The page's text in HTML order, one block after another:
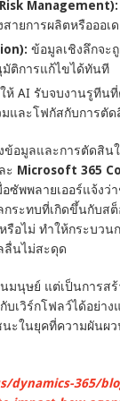
Management):
ายการผลิตหรือออเ
ข้อมูลเชิงลึกจะ
ติการแก้ไขได้ทันที
ให้ AI รับจบงานรูทีน
และโฟกัสกับการตั
ข้อมูลและการตัดสิน
ะ Microsoft 365
ซัพพลายเออร์แจ้งว่
กระทบที่เกิดขึ้นกับส
อไม่ ทำให้กระบวน
ลื่นไม่สะดุด
นมนุษย์ แต่เป็นการ
เวิร์กโฟลว์ได้อย่า
ะในยุคที่ความผันผว
dynamics-365/